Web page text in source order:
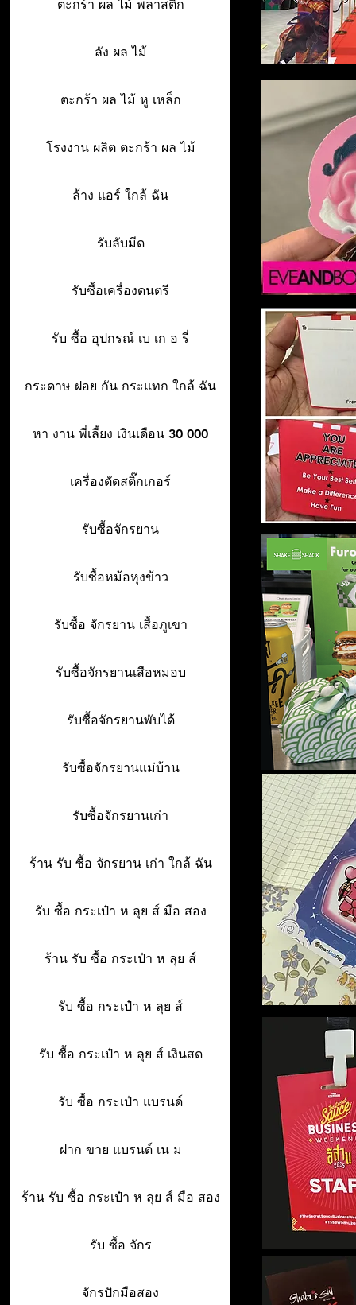
ตะกร้า ผล ไม้ พลาสติก
ลัง ผล ไม้
ตะกร้า ผล ไม้ หู เหล็ก
โรงงาน ผลิต ตะกร้า ผล ไม้
ล้าง แอร์ ใกล้ ฉัน
รับลับมีด
รับซื้อเครื่องดนตรี
รับ ซื้อ อุปกรณ์ เบ เก อ รี่
กระดาษ ฝอย กัน กระแทก ใกล้ ฉัน
หา งาน พี่เลี้ยง เงินเดือน 30 000
เครื่องตัดสติ๊กเกอร์
รับซื้อจักรยาน
รับซื้อหม้อหุงข้าว
รับซื้อ จักรยาน เสื้อภูเขา
รับซื้อจักรยานเสือหมอบ
รับซื้อจักรยานพับได้
รับซื้อจักรยานแม่บ้าน
รับซื้อจักรยานเก่า
ร้าน รับ ซื้อ จักรยาน เก่า ใกล้ ฉัน
รับ ซื้อ กระเป๋า ห ลุย ส์ มือ สอง
ร้าน รับ ซื้อ กระเป๋า ห ลุย ส์
รับ ซื้อ กระเป๋า ห ลุย ส์
รับ ซื้อ กระเป๋า ห ลุย ส์ เงินสด
รับ ซื้อ กระเป๋า แบรนด์
ฝาก ขาย แบรนด์ เน ม
ร้าน รับ ซื้อ กระเป๋า ห ลุย ส์ มือ สอง
รับ ซื้อ จักร
จักรปักมือสอง